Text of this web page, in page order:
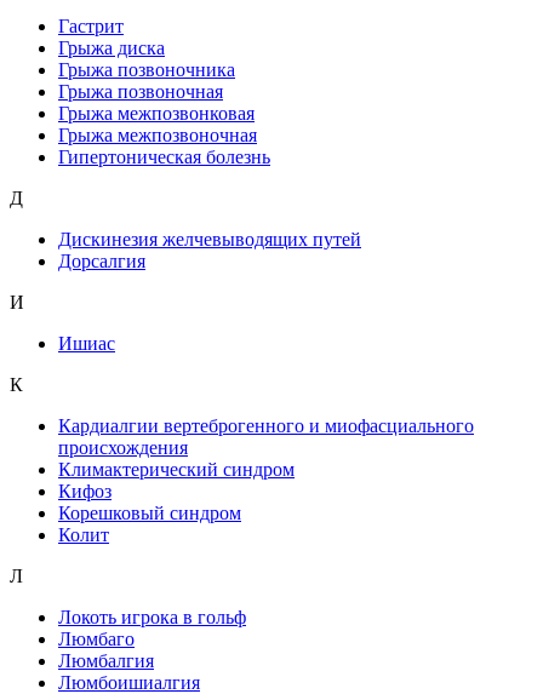
Гастрит
Грыжа диска
Грыжа позвоночника
Грыжа позвоночная
Грыжа межпозвонковая
Грыжа межпозвоночная
Гипертоническая болезнь
Д
Дискинезия желчевыводящих путей
Дорсалгия
И
Ишиас
К
Кардиалгии вертеброгенного и миофасциального
происхождения
Климактерический синдром
Кифоз
Корешковый синдром
Колит
Л
Локоть игрока в гольф
Люмбаго
Люмбалгия
Люмбоишиалгия